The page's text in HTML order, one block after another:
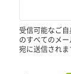
受信可能なご
のすべてのメ
宛に送信されま